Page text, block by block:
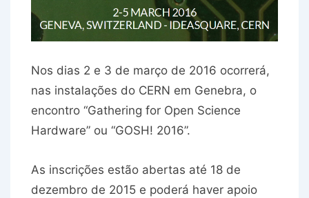
Nos dias 2 e 3 de março de 2016 ocorrerá,
nas instalações do CERN em Genebra, o
encontro “Gathering for Open Science
Hardware” ou “GOSH! 2016”.
As inscrições estão abertas até 18 de
dezembro de 2015 e poderá haver apoio